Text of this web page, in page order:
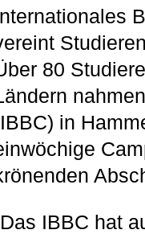
80
in
IBBC hat